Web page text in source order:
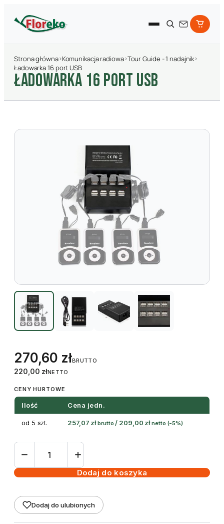
Strona główna›Komunikacja radiowa›Tour Guide - 1 nadajnik›
Ładowarka 16 port USB
ŁADOWARKA 16 PORT USB
270,60 złBRUTTO
220,00 złNETTO
CENY HURTOWE
Ilość Cena jedn.
od 5 szt. 257,07 zł brutto / 209,00 zł netto (-5%)
ilość
Ładowarka
16
USB
Dodaj do koszyka
Dodaj do ulubionych